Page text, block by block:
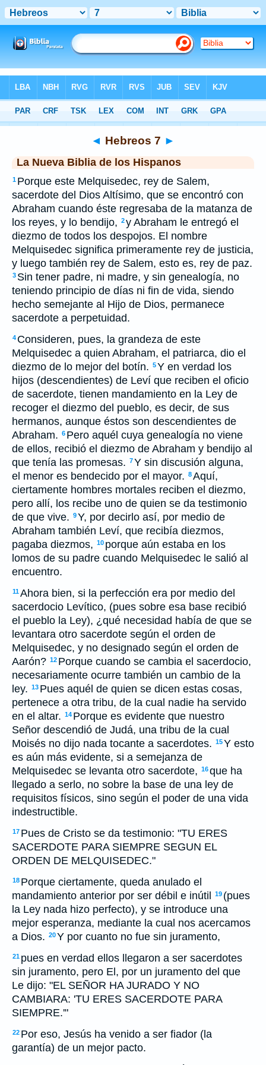
>NBLH > Hebreos 7
◄ Hebreos 7 ►
La Nueva Biblia de los Hispanos
1 Porque este Melquisedec, rey de Salem,
sacerdote del Dios Altísimo, que se encontró con
Abraham cuando éste regresaba de la matanza de
los reyes, y lo bendijo, 2y Abraham le entregó el
diezmo de todos los despojos. El nombre
Melquisedec significa primeramente rey de justicia,
y luego también rey de Salem, esto es, rey de paz.
3 Sin tener padre, ni madre, y sin genealogía, no
teniendo principio de días ni fin de vida, siendo
hecho semejante al Hijo de Dios, permanece
sacerdote a perpetuidad.
4 Consideren, pues, la grandeza de este
Melquisedec a quien Abraham, el patriarca, dio el
diezmo de lo mejor del botín. 5Y en verdad los
hijos (descendientes) de Leví que reciben el oficio
de sacerdote, tienen mandamiento en la Ley de
recoger el diezmo del pueblo, es decir, de sus
hermanos, aunque éstos son descendientes de
Abraham. 6 Pero aquél cuya genealogía no viene
de ellos, recibió el diezmo de Abraham y bendijo al
que tenía las promesas. 7Y sin discusión alguna,
el menor es bendecido por el mayor. 8Aquí,
ciertamente hombres mortales reciben el diezmo,
pero allí, los recibe uno de quien se da testimonio
de que vive. 9Y, por decirlo así, por medio de
Abraham también Leví, que recibía diezmos,
pagaba diezmos, 10 porque aún estaba en los
lomos de su padre cuando Melquisedec le salió al
encuentro.
11Ahora bien, si la perfección era por medio del
sacerdocio Levítico, (pues sobre esa base recibió
el pueblo la Ley), ¿qué necesidad había de que se
levantara otro sacerdote según el orden de
Melquisedec, y no designado según el orden de
Aarón? 12 Porque cuando se cambia el sacerdocio,
necesariamente ocurre también un cambio de la
ley. 13 Pues aquél de quien se dicen estas cosas,
pertenece a otra tribu, de la cual nadie ha servido
en el altar. 14 Porque es evidente que nuestro
Señor descendió de Judá, una tribu de la cual
Moisés no dijo nada tocante a sacerdotes. 15Y esto
es aún más evidente, si a semejanza de
Melquisedec se levanta otro sacerdote, 16que ha
llegado a serlo, no sobre la base de una ley de
requisitos físicos, sino según el poder de una vida
indestructible.
17 Pues de Cristo se da testimonio: "TU ERES
SACERDOTE PARA SIEMPRE SEGUN EL
ORDEN DE MELQUISEDEC."
18 Porque ciertamente, queda anulado el
mandamiento anterior por ser débil e inútil
19 (pues
la Ley nada hizo perfecto), y se introduce una
mejor esperanza, mediante la cual nos acercamos
a Dios. 20Y por cuanto no fue sin juramento,
21 pues en verdad ellos llegaron a ser sacerdotes
sin juramento, pero El, por un juramento del que
Le dijo: "EL SEÑOR HA JURADO Y NO
CAMBIARA: 'TU ERES SACERDOTE PARA
SIEMPRE.'"
22 Por eso, Jesús ha venido a ser fiador (la
garantía) de un mejor pacto.